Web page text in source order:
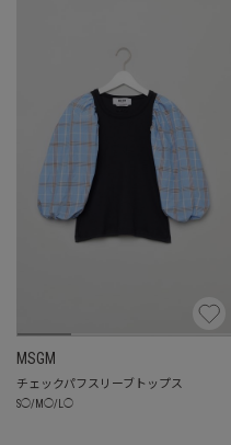
MSGM
チェックパフスリーブトップス
S◯/ M ◯/ ◯